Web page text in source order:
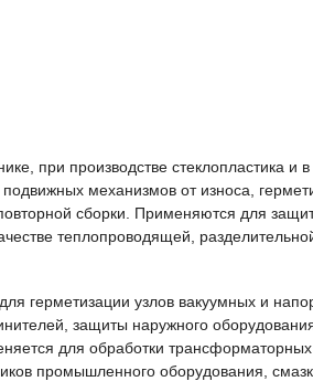
при производстве стеклопластика и в
механизмов от износа,
сборки. Применяются для
теплопроводящей,
герметизации узлов вакуумных и
защиты наружного
для обработки трансформаторных
промышленного оборудования,